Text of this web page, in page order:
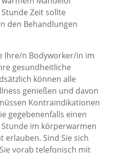
Zeit sollte
den Behandlungen
Ihre/n Bodyworker/in im
gesundheitliche
können alle
genießen und davon
Kontraindikationen
gegebenenfalls einen
im körperwarmen
erlauben. Sind Sie sich
vorab telefonisch mit